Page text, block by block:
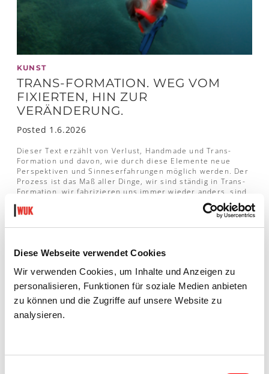
Diese Webseite verwendet Cookies
Wir verwenden Cookies, um Inhalte und Anzeigen zu
personalisieren, Funktionen für soziale Medien anbieten
zu können und die Zugriffe auf unsere Website zu
analysieren.
KUNST
TRANS-FORMATION. WEG VOM
FIXIERTEN, HIN ZUR
VERÄNDERUNG.
Posted 1.6.2026
Dieser Text erzählt von Verlust, Handmade und Trans-
Formation und davon, wie durch diese Elemente neue
Perspektiven und Sinneserfahrungen möglich werden. Der
Prozess ist das Maß aller Dinge, wir sind ständig in Trans-
Formation, wir fabrizieren uns immer wieder anders, sind
großteils „handgemacht“, und verlassen Altes hin zu
Neuem, wodurch Brüche und Kontinuitäten entstehen.
ARTIKEL LESEN